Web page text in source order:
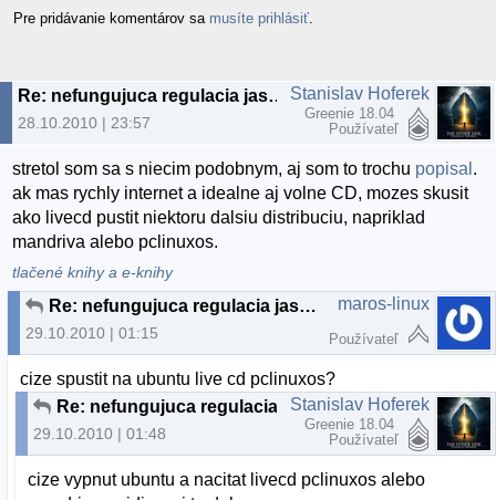
Pre pridávanie komentárov sa musíte prihlásiť
Re: nefungujuca regulacia jasu na acer nb
28.10.2010 | 23:57
Stanislav Hoferek
Greenie 18.04
Používateľ
stretol som sa s niecim podobnym, aj som to trochu popisal .
ak mas rychly internet a idealne aj volne CD, mozes skusit
ako livecd pustit niektoru dalsiu distribuciu, napriklad
mandriva alebo pclinuxos.
tlačené knihy a e-knihy
Re: nefungujuca regulacia jasu na acer nb
29.10.2010 | 01:15
maros-linux
Používateľ
cize spustit na ubuntu live cd pclinuxos?
Re: nefungujuca regulacia jasu na acer nb
29.10.2010 | 01:48
Stanislav Hoferek
Greenie 18.04
Používateľ
cize vypnut ubuntu a nacitat livecd pclinuxos alebo